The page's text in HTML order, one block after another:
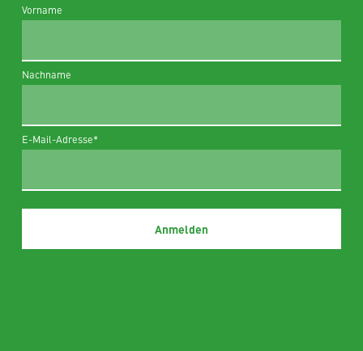
Vorname
Nachname
E-Mail-Adresse*